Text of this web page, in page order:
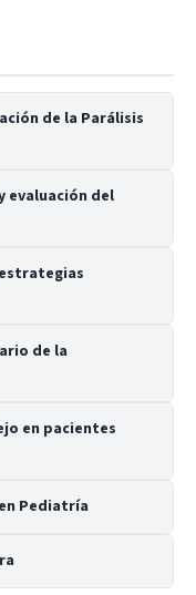
de la Parálisis
evaluación del
de la
en pacientes
Pediatría